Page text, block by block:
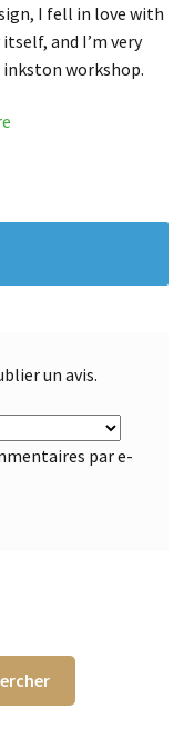
I fell in love with
and I’m very
workshop.
un avis.
par e-